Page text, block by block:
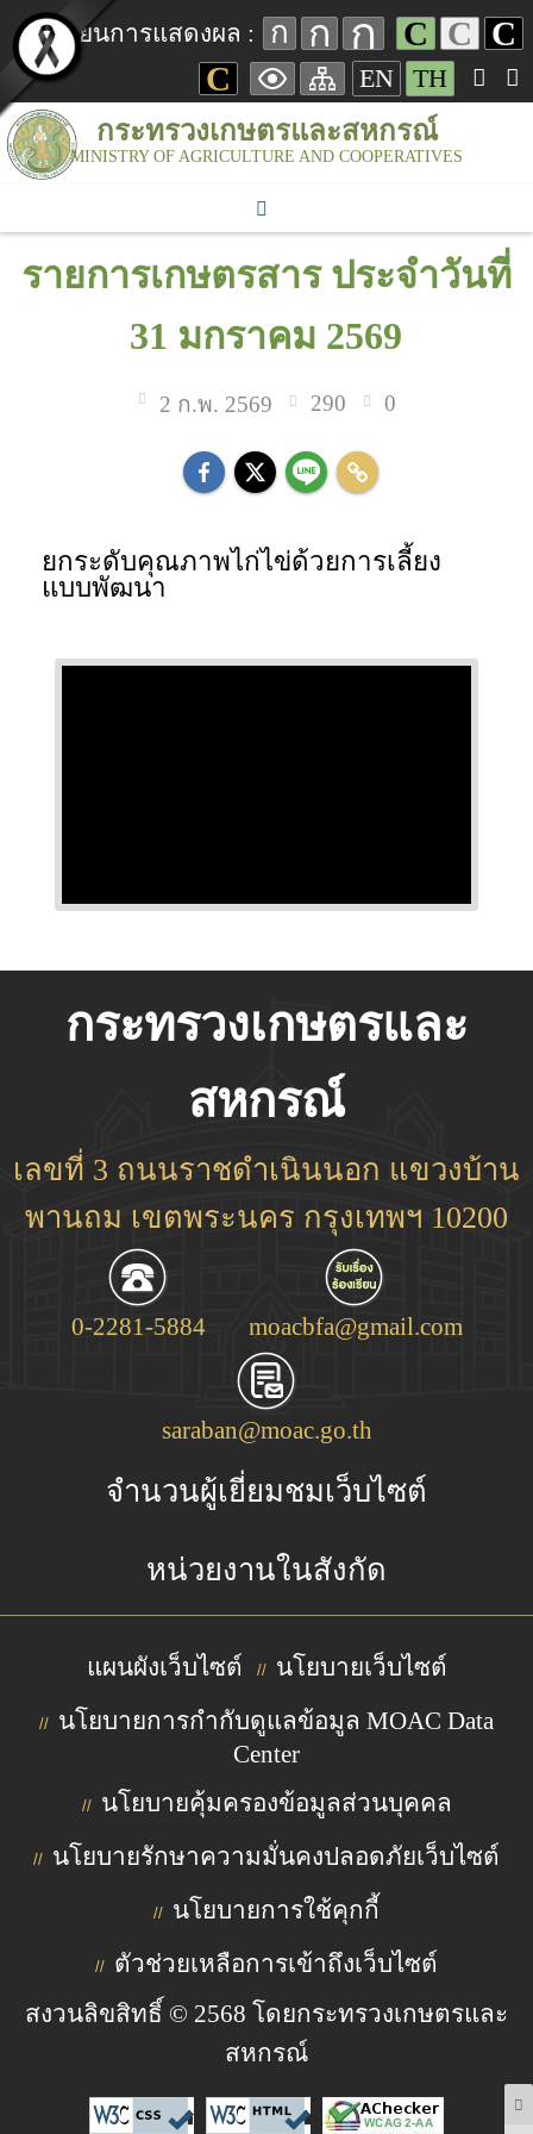
เปลี่ยนการแสดงผล : ก ก ก C C C
C
EN TH
กระทรวงเกษตรและสหกรณ์
MINISTRY OF AGRICULTURE AND COOPERATIVES
รายการเกษตรสาร ประจำวันที่
31 มกราคม 2569
2 ก.พ. 2569 290 0
ยกระดับคุณภาพไก่ไข่ด้วยการเลี้ยง
แบบพัฒนา
กระทรวงเกษตรและ
สหกรณ์
เลขที่ 3 ถนนราชดำเนินนอก แขวงบ้าน
พานถม เขตพระนคร กรุงเทพฯ 10200
0-2281-5884 moacbfa@gmail.com
saraban@moac.go.th
จำนวนผู้เยี่ยมชมเว็บไซต์
หน่วยงานในสังกัด
แผนผังเว็บไซต์ // นโยบายเว็บไซต์
// นโยบายการกำกับดูแลข้อมูล MOAC Data
Center
// นโยบายคุ้มครองข้อมูลส่วนบุคคล
// นโยบายรักษาความมั่นคงปลอดภัยเว็บไซต์
// นโยบายการใช้คุกกี้
// ตัวช่วยเหลือการเข้าถึงเว็บไซต์
สงวนลิขสิทธิ์ © 2568 โดยกระทรวงเกษตรและ
สหกรณ์